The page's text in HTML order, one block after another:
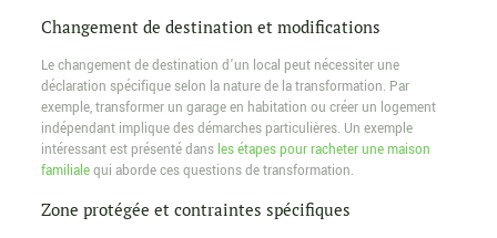
Changement de destination et modifications
Le changement de destination d’un local peut nécessiter une
déclaration spécifique selon la nature de la transformation. Par
exemple, transformer un garage en habitation ou créer un logement
indépendant implique des démarches particulières. Un exemple
intéressant est présenté dans les étapes pour racheter une maison
familialequi aborde ces questions de transformation.
Zone protégée et contraintes spécifiques